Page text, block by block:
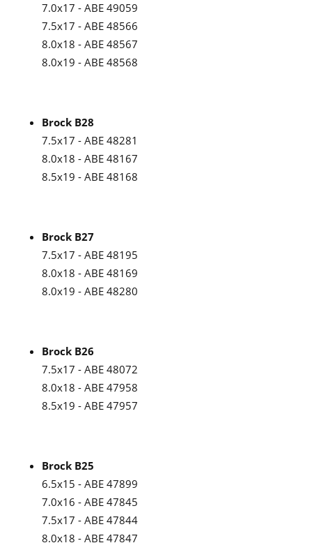
7.0x17 - ABE 49059
7.5x17 - ABE 48566
8.0x18 - ABE 48567
8.0x19 - ABE 48568
Brock B28
7.5x17 - ABE 48281
8.0x18 - ABE 48167
8.5x19 - ABE 48168
Brock B27
7.5x17 - ABE 48195
8.0x18 - ABE 48169
8.0x19 - ABE 48280
Brock B26
7.5x17 - ABE 48072
8.0x18 - ABE 47958
8.5x19 - ABE 47957
Brock B25
6.5x15 - ABE 47899
7.0x16 - ABE 47845
7.5x17 - ABE 47844
8.0x18 - ABE 47847